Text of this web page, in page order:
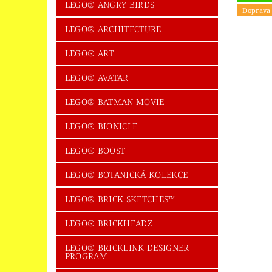
LEGO® ICONS/CREATOR EXPERT
LEGO® LED SVÍTÍCÍ KLÍČENKY
LEGO® MINECRAFT
LEGO® NEXO KNIGHTS
LEGO® NIKE
LEGO® PIRATES OF THE CARIBBEAN
LEGO® POWERPUFF GIRLS™
LEGO®
LEGO® SEASONAL + HOLIDAY
LEGO® SPOLEČENSKÉ HRY
LEGO®
LEGO® SUPER HEROES
LEGO®
LEGO® THE LEGO MOVIE
LEGO® TROLLS WORLD TOUR
SBĚRATELSKÉ KARTY - FOTBAL
OBCHODNÍ PODMÍNKY
NAPIŠTE NÁM
LEGO® ANGRY BIRDS
LEGO® ARCHITECTURE
LEGO® ART
LEGO® AVATAR
LEGO® BATMAN MOVIE
LEGO® BIONICLE
LEGO® BOOST
LEGO® BOTANICKÁ KOLEKCE
LEGO® BRICK SKETCHES™
LEGO® BRICKHEADZ
LEGO® BRICKLINK DESIGNER
PROGRAM